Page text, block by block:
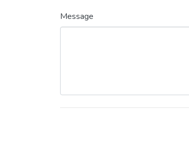
Message